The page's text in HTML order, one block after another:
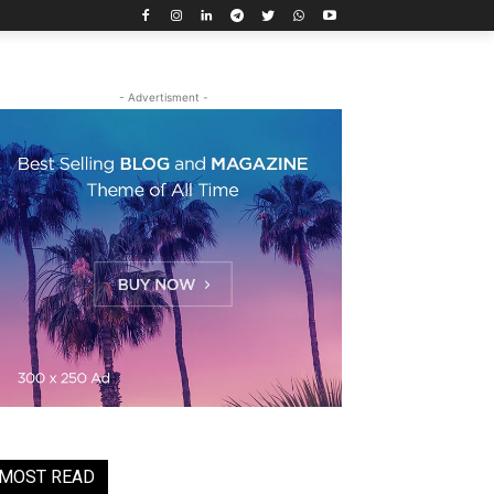
- Advertisment -
READ